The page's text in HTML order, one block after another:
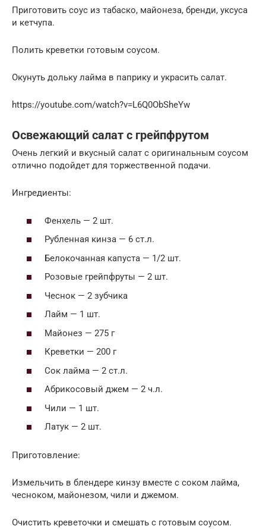
Приготовить соус из табаско, майонеза, бренди, уксуса
и кетчупа.
Полить креветки готовым соусом.
Окунуть дольку лайма в паприку и украсить салат.
https://youtube.com/watch?v=L6Q0ObSheYw
Освежающий салат с грейпфрутом
Очень легкий и вкусный салат с оригинальным соусом
отлично подойдет для торжественной подачи.
Ингредиенты:
Фенхель — 2 шт.
Рубленная кинза — 6 ст.л.
Белокочанная капуста — 1/2 шт.
Розовые грейпфруты — 2 шт.
Чеснок — 2 зубчика
Лайм — 1 шт.
Майонез — 275 г
Креветки — 200 г
Сок лайма — 2 ст.л.
Абрикосовый джем — 2 ч.л.
Чили — 1 шт.
Латук — 2 шт.
Приготовление:
Измельчить в блендере кинзу вместе с соком лайма,
чесноком, майонезом, чили и джемом.
Очистить креветочки и смешать с готовым соусом.